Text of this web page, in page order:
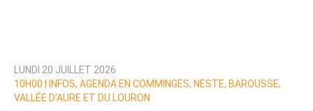
LUNDI 20 JUILLET 2026
10H00 |
INFOS, AGENDA EN COMMINGES, NESTE, BAROUSSE,
VALLÉE D’AURE ET DU LOURON